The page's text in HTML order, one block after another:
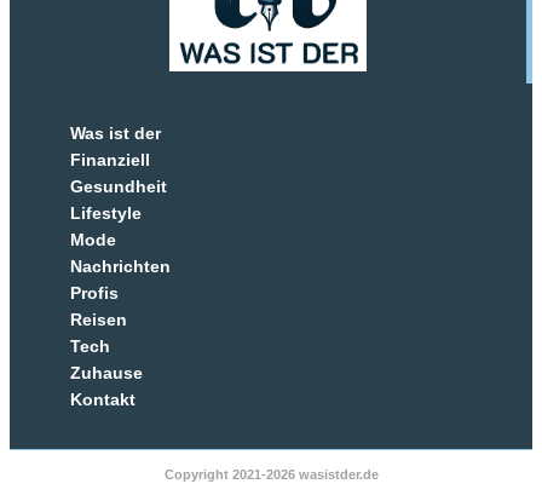
Was ist der
Finanziell
Gesundheit
Lifestyle
Mode
Nachrichten
Profis
Reisen
Tech
Zuhause
Kontakt
Copyright 2021-2026 wasistder.de